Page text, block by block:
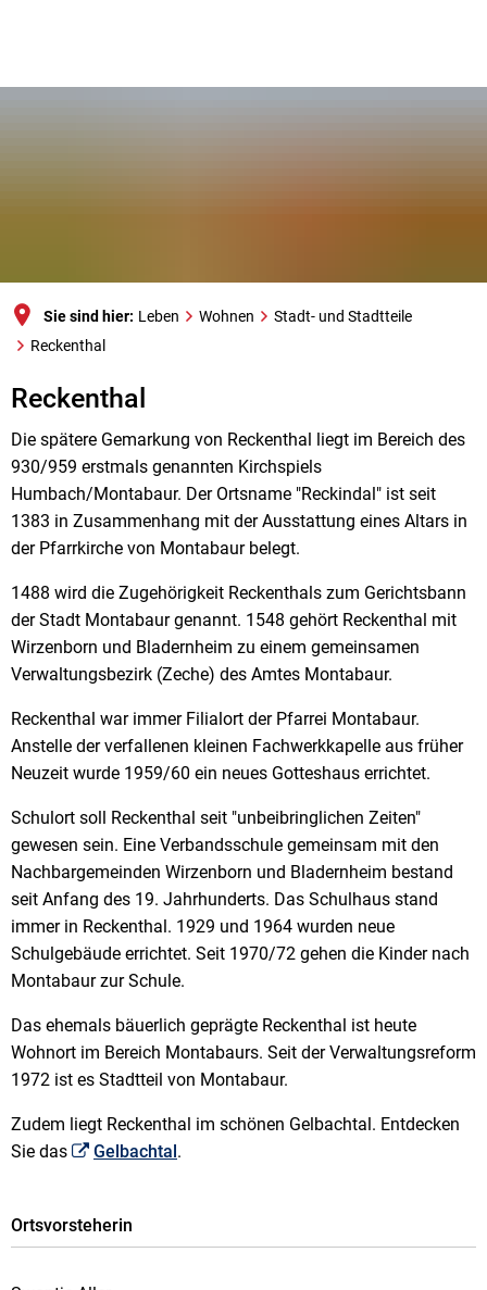
Sie sind hier: Leben Wohnen
Stadt- und Stadtteile
Reckenthal
Reckenthal
Reckenthal
Die spätere Gemarkung von Reckenthal liegt im Bereich des
930/959 erstmals genannten Kirchspiels
Humbach/Montabaur. Der Ortsname "Reckindal" ist seit
1383 in Zusammenhang mit der Ausstattung eines Altars in
der Pfarrkirche von Montabaur belegt.
1488 wird die Zugehörigkeit Reckenthals zum Gerichtsbann
der Stadt Montabaur genannt. 1548 gehört Reckenthal mit
Wirzenborn und Bladernheim zu einem gemeinsamen
Verwaltungsbezirk (Zeche) des Amtes Montabaur.
Reckenthal war immer Filialort der Pfarrei Montabaur.
Anstelle der verfallenen kleinen Fachwerkkapelle aus früher
Neuzeit wurde 1959/60 ein neues Gotteshaus errichtet.
Schulort soll Reckenthal seit "unbeibringlichen Zeiten"
gewesen sein. Eine Verbandsschule gemeinsam mit den
Nachbargemeinden Wirzenborn und Bladernheim bestand
seit Anfang des 19. Jahrhunderts. Das Schulhaus stand
immer in Reckenthal. 1929 und 1964 wurden neue
Schulgebäude errichtet. Seit 1970/72 gehen die Kinder nach
Montabaur zur Schule.
Das ehemals bäuerlich geprägte Reckenthal ist heute
Wohnort im Bereich Montabaurs. Seit der Verwaltungsreform
1972 ist es Stadtteil von Montabaur.
Zudem liegt Reckenthal im schönen Gelbachtal. Entdecken
Sie das
Gelbachtal.
Ortsvorsteherin